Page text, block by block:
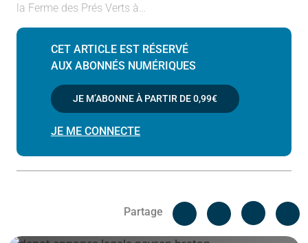
la Ferme des Prés Verts à…
CET ARTICLE EST RÉSERVÉ
AUX ABONNÉS NUMÉRIQUES
JE M’ABONNE À PARTIR DE0,99€
JE ME CONNECTE
Partage
Facebook
Linked